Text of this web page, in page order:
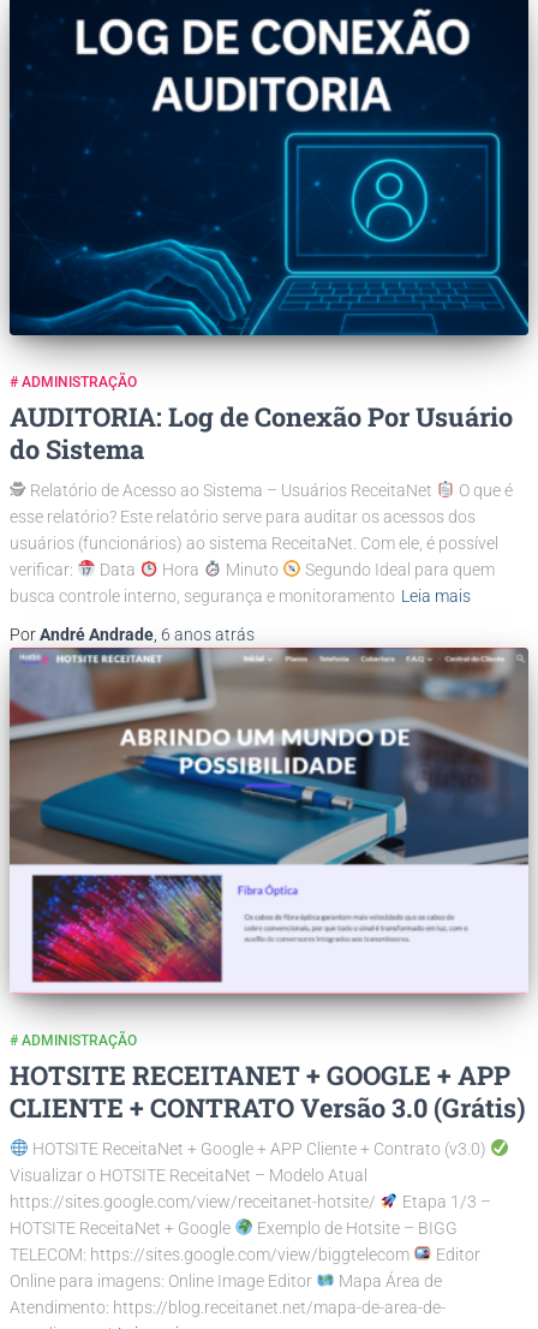
# ADMINISTRAÇÃO
AUDITORIA: Log de Conexão Por Usuário
do Sistema
🕵 Relatório de Acesso ao Sistema – Usuários ReceitaNet
O que é
esse relatório? Este relatório serve para auditar os acessos dos
usuários (funcionários) ao sistema ReceitaNet. Com ele, é possível
verificar:
Data Hora Minuto
Segundo Ideal para quem
busca controle interno, segurança e monitoramento Leia mais
PorAndré Andrade 6 anosatrás
# ADMINISTRAÇÃO
HOTSITE RECEITANET + GOOGLE + APP
CLIENTE + CONTRATO Versão 3.0 (Grátis)
HOTSITE ReceitaNet + Google + APP Cliente + Contrato (v3.0)
Visualizar o HOTSITE ReceitaNet – Modelo Atual
https://sites.google.com/view/receitanet-hotsite/
Etapa 1/3 –
HOTSITE ReceitaNet + Google
Exemplo de Hotsite – BIGG
TELECOM: https://sites.google.com/view/biggtelecom
Editor
Online para imagens: Online Image Editor
Mapa Área de
Atendimento: https://blog.receitanet.net/mapa-de-area-de-